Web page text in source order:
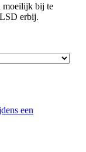
moeilijk bij te
erbij.
een